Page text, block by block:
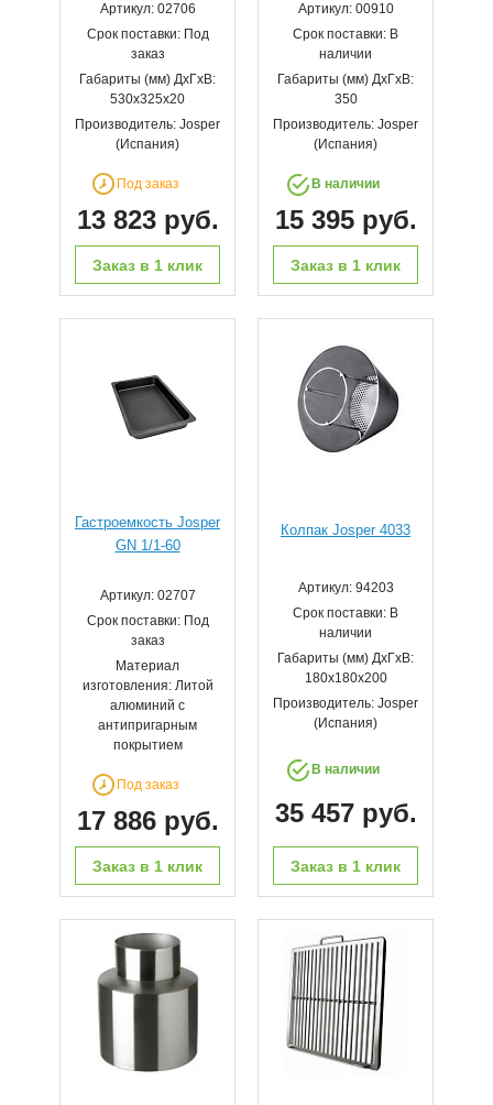
Артикул: 02706
Срок поставки: Под
заказ
Габариты (мм) ДхГхВ:
530x325x20
Производитель: Josper
(Испания)
Под заказ
13 823 руб.
Заказ в 1 клик
Артикул: 00910
Срок поставки: В
наличии
Габариты (мм) ДхГхВ:
350
Производитель: Josper
(Испания)
В наличии
15 395 руб.
Заказ в 1 клик
Гастроемкость Josper
GN 1/1-60
Артикул: 02707
Срок поставки: Под
заказ
Материал
изготовления: Литой
алюминий с
антипригарным
покрытием
Под заказ
17 886 руб.
Заказ в 1 клик
Колпак Josper 4033
Артикул: 94203
Срок поставки: В
наличии
Габариты (мм) ДхГхВ:
180x180x200
Производитель: Josper
(Испания)
В наличии
35 457 руб.
Заказ в 1 клик